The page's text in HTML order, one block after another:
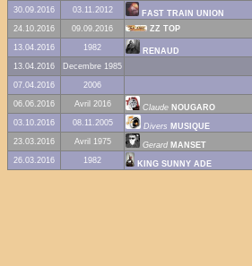
30.09.2016
03.11.2012 FAST TRAIN UNION
24.10.2016
09.09.2016 ZZ TOP
13.04.2016
1982 RENAUD
13.04.2016
Decembre 1985
07.04.2016
2006
06.06.2016
Avril 2016 Claude NOUGARO
03.10.2016
08.11.2005 Divers MUSIQUE
23.03.2016
Avril 1975 Gerard MANSET
26.03.2016
1982 KING SUNNY ADE